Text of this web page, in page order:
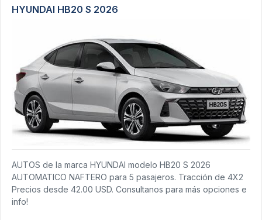
HYUNDAI HB20 S 2026
AUTOS de la marca HYUNDAI modelo HB20 S 2026
AUTOMATICO NAFTERO para 5 pasajeros. Tracción de 4X2
Precios desde 42.00 USD. Consultanos para más opciones e
info!